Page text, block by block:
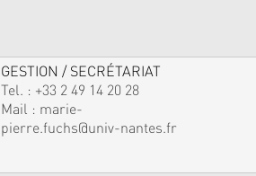
GESTION / SECRÉTARIAT
Tel. : +33 2 49 14 20 28
Mail : marie-
pierre.fuchs@univ-nantes.fr